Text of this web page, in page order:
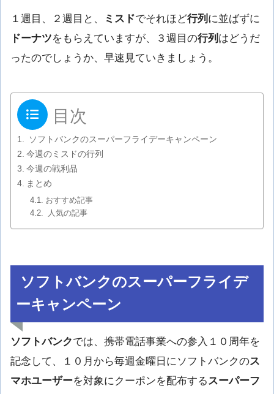
１週目、２週目と、 ミスドでそれほど行列 に並ばずに
ドーナツをもらえていますが、３週目の行列 はどうだ
ったのでしょうか、早速見ていきましょう。
目次
ソフトバンクのスーパーフライデーキャンペーン
今週のミスドの行列
今週の戦利品
まとめ
おすすめ記事
人気の記事
ソフトバンクのスーパーフライデ
ーキャンペーン
ソフトバンクでは、携帯電話事業への参入１０周年を
記念して、１０月から毎週金曜日にソフトバンクのス
マホユーザーを対象にクーポンを配布するスーパーフ